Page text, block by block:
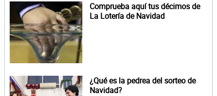
Comprueba aquí tus décimos de
La Lotería de Navidad
¿Qué es la pedrea del sorteo de
Navidad?